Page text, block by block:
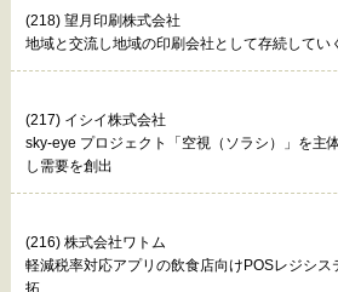
(218) 望月印刷株式会社
地域と交流し地域の印刷会社として存続してい
(217) イシイ株式会社
sky-eye プロジェクト「空視（ソラシ）」を主
し需要を創出
(216) 株式会社ワトム
軽減税率対応アプリの飲食店向けPOSレジシス